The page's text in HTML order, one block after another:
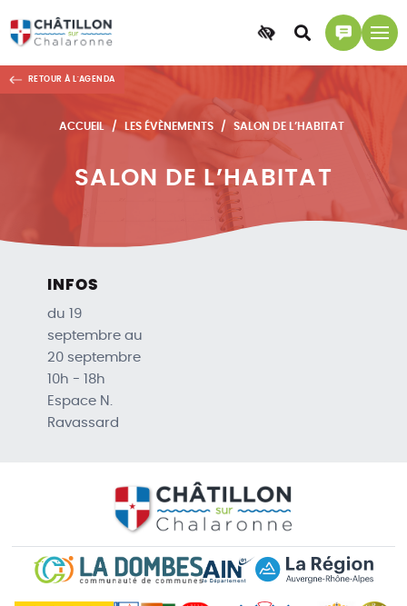
Accessibilité
Accéder
à
la
recherche
Accéder
à
page
contact
ACCUEIL LES ÉVÈNEMENTS SALON DE L’HABITAT
SALON DE L’HABITAT
RETOUR À L'AGENDA
INFOS
du 19
septembre au
20 septembre
10h - 18h
Espace N.
Ravassard